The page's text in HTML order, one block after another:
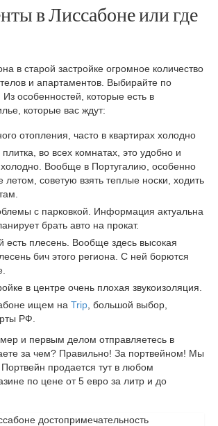
на Олимп самостоятельно
Греция: Халкидики
за 1 день
вещей, которые нужно сделать
на заплыв через
пакет документов на заплыв через
Босфор?
в Лиссабоне или где
в старой застройке огромное количество
и апартаментов. Выбирайте по
особенностей, которые есть в
которые вас ждут:
отопления, часто в квартирах холодно
во всех комнатах, это удобно и
холодно. Вообще в Португалию, особенно
летом, советую взять теплые носки, ходить
с парковкой. Информация актуальна
брать авто на прокат.
есть плесень. Вообще здесь высокая
бич этого региона. С ней борются
в центре очень плохая звукоизоляция.
ищем на Trip , большой выбор,
РФ.
и первым делом отправляетесь в
за чем? Правильно! За портвейном! Мы
продается тут в любом
по цене от 5 евро за литр и до